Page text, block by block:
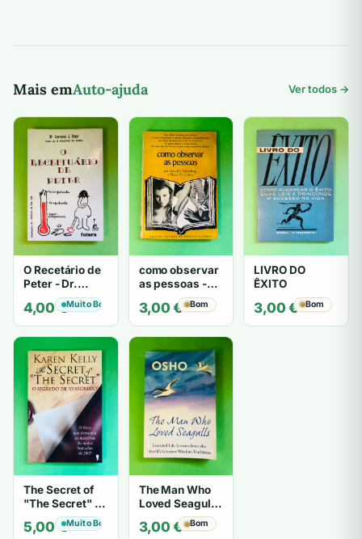
Mais emAuto-ajuda Ver todos →
O Recetário de
Peter - Dr.
Laurence J.
Peter
4,00€Muito Bom
como observar
as pessoas -
Gerard I.
Nierenberg e
Henry H. Calero
3,00€ Bom
LIVRO DO
ÊXITO
3,00€ Bom
The Secret of
"The Secret" O
Segredo de "O
Segredo" -
5,00€Muito Bom
The Man Who
Loved Seagulls
3,00€ Bom